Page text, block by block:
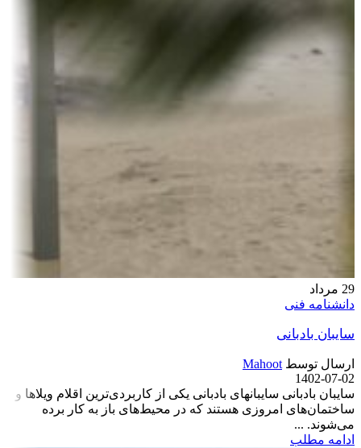
29 مرداد
دانشنامه فنی
سایبان بادبانی
ارسال توسط Mahoot
1402-07-02
سایبان بادبانی سایبان­های بادبانی یکی از کاربردی‌ترین اقلام ویلاها و
ساختمان‌های امروزی هستند که در محیط‌های باز به کار برده
می‌شوند. ...
ادامه مطلب